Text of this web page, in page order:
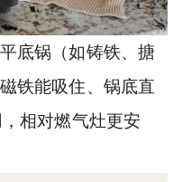
底锅（如铸铁、搪
铁能吸住、锅底直
相对燃气灶更安